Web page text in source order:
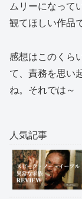
ムリーになって
観てほしい作品
感想はこのくら
て、責務を思い
ね。それでは～
人気記事